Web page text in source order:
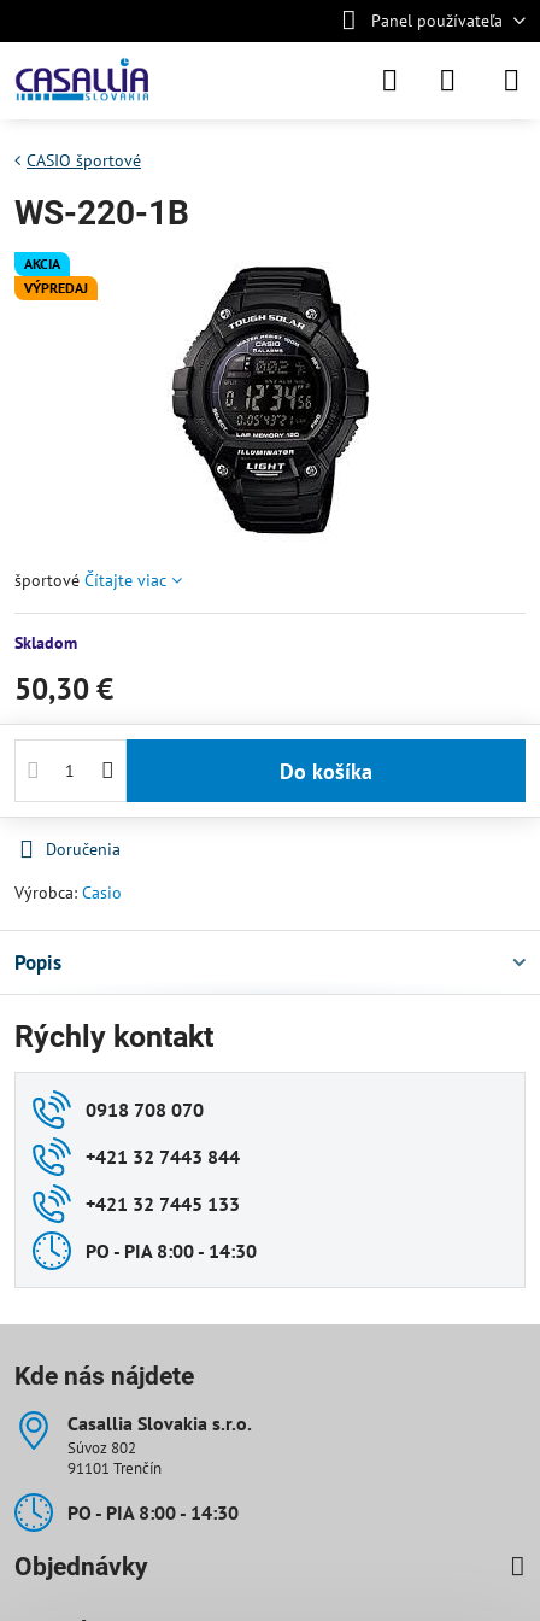
Panel používateľa
AKCIA
VÝPREDAJ
CASIO športové
WS-220-1B
športové Čítajte viac
Skladom
50,30 €
Do košíka
Doručenia
Výrobca: Casio
Popis
Rýchly kontakt
0918 708 070
+421 32 7443 844
+421 32 7445 133
PO - PIA 8:00 - 14:30
Kde nás nájdete
Casallia Slovakia s​.r​.o​.
Súvoz 802
91101 Trenčín
PO - PIA 8:00 - 14:30
Objednávky